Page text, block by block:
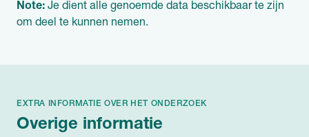
Note: Je dient alle genoemde data beschikbaar te zijn
om deel te kunnen nemen.
EXTRA INFORMATIE OVER HET ONDERZOEK
Overige informatie